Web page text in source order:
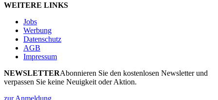
WEITERE LINKS
Jobs
Werbung
Datenschutz
AGB
Impressum
NEWSLETTERAbonnieren Sie den kostenlosen Newsletter und
verpassen Sie keine Neuigkeit oder Aktion.
zur Anmeldung